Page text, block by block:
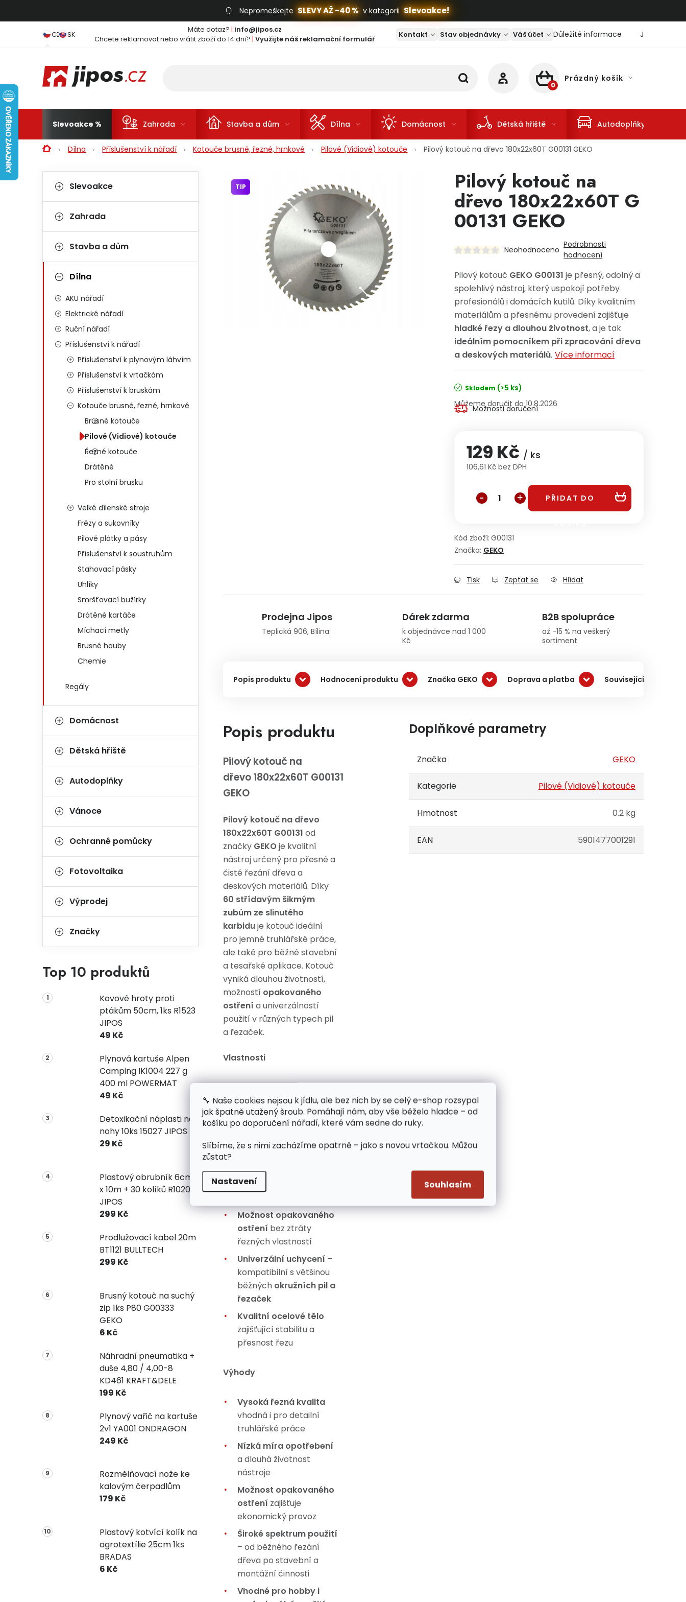
🔧 Naše cookies nejsou k jídlu, ale bez nich by se celý e-shop rozsypal
jak špatně utažený šroub. Pomáhají nám, aby vše běželo hladce – od
košíku po doporučení nářadí, které vám sedne do ruky.
Slíbíme, že s nimi zacházíme opatrně – jako s novou vrtačkou. Můžou
zůstat?
Nastavení Souhlasím
Nepromeškejte SLEVY AŽ -40 % v kategorii Slevoakce!
CZ SK Máte dotaz? | info@jipos.cz
Chcete reklamovat nebo vrátit zboží do 14 dní? | Využijte náš reklamační formulář Kontakt Stav objednávky Váš účet Důležité informace Jaký je
NÁKUPNÍ KOŠÍK
Prázdný košík
Slevoakce Zahrada Stavba a dům Dílna Domácnost Dětská hřiště Autodoplňky
DomůDílna Příslušenství k nářadí Kotouče brusné, řezné, hrnkové Pilové (Vidiové) kotouče Pilový kotouč na dřevo 180x22x60T G00131 GEKO
Postranní panel
Kategorie
Slevoakce
Zahrada
Stavba a dům
Dílna
AKU nářadí
Elektrické nářadí
Ruční nářadí
Příslušenství k nářadí
Příslušenství k plynovým láhvím
Příslušenství k vrtačkám
Příslušenství k bruskám
Kotouče brusné, řezné, hrnkové
Brusné kotouče
Pilové (Vidiové) kotouče
Řezné kotouče
Drátěné
Pro stolní brusku
Velké dílenské stroje
Frézy a sukovníky
Pilové plátky a pásy
Příslušenství k soustruhům
Stahovací pásky
Uhlíky
Smršťovací bužírky
Drátěné kartáče
Míchací metly
Brusné houby
Chemie
Regály
Domácnost
Dětská hřiště
Autodoplňky
Vánoce
Ochranné pomůcky
Fotovoltaika
Výprodej
Značky
Top 10 produktů
Kovové hroty proti
ptákům 50cm, 1ks R1523
JIPOS
49 Kč
Plynová kartuše Alpen
Camping IK1004 227 g
400 ml POWERMAT
49 Kč
Detoxikační náplasti na
nohy 10ks 15027 JIPOS
29 Kč
Plastový obrubník 6cm
x 10m + 30 kolíků R1020
JIPOS
299 Kč
Prodlužovací kabel 20m
BT1121 BULLTECH
299 Kč
Brusný kotouč na suchý
zip 1ks P80 G00333
GEKO
6 Kč
Náhradní pneumatika +
duše 4,80 / 4,00-8
KD461 KRAFT&DELE
199 Kč
Plynový vařič na kartuše
2v1 YA001 ONDRAGON
249 Kč
Rozmělňovací nože ke
kalovým čerpadlům
179 Kč
Plastový kotvící kolík na
agrotextílie 25cm 1ks
BRADAS
6 Kč
Pilový kotouč na
dřevo 180x22x60T G
00131 GEKO
Neohodnoceno
Podrobnosti
hodnocení
Pilový kotouč GEKO G00131 je přesný, odolný a
spolehlivý nástroj, který uspokojí potřeby
profesionálů i domácích kutilů. Díky kvalitním
materiálům a přesnému provedení zajišťuje
hladké řezy a dlouhou životnost, a je tak
ideálním pomocníkem při zpracování dřeva
a deskových materiálů. Více informací
Skladem (>5 ks)
10.8.2026
Možnosti doručení
129 Kč / ks
106,61 Kč bez DPH
PŘIDAT DO
Kód zboží: G00131
Značka: GEKO
Tisk Zeptat se Hlídat
TIP
Prodejna Jipos
Teplická 906, Bílina
Dárek zdarma
k objednávce nad 1 000
Kč
B2B spolupráce
až -15 % na veškerý
sortiment
Popis produktu Hodnocení produktu Značka GEKO Doprava a platba Související produkty
Popis produktu
Pilový kotouč na
dřevo 180x22x60T G00131
GEKO
Pilový kotouč na dřevo
180x22x60T G00131 od
značky GEKOje kvalitní
nástroj určený pro přesné a
čisté řezání dřeva a
deskových materiálů. Díky
60 střídavým šikmým
zubům ze slinutého
karbiduje kotouč ideální
pro jemné truhlářské práce,
ale také pro běžné stavební
a tesařské aplikace. Kotouč
vyniká dlouhou životností,
možností opakovaného
ostření a univerzálností
použití v různých typech pil
a řezaček.
Vlastnosti
zubůpro velmi čisté a
přesné řezys
minimálním třepením
Zuby ze slinutého
dlouhou životnost
vysokou odolnost proti
Možnost opakovaného
ostření bez ztráty
řezných vlastností
Univerzální uchycení –
kompatibilní s většinou
běžných okružních pil a
řezaček
Kvalitní ocelové tělo
zajišťující stabilitu a
přesnost řezu
Výhody
Vysoká řezná kvalita
vhodná i pro detailní
truhlářské práce
Nízká míra opotřebení
a dlouhá životnost
nástroje
Možnost opakovaného
ostření zajišťuje
ekonomický provoz
Široké spektrum použití
– od běžného řezání
dřeva po stavební a
montážní činnosti
Vhodné pro hobby i
Doplňkové parametry
Značka GEKO
Kategorie Pilové (Vidiové) kotouče
Hmotnost 0.2 kg
EAN 5901477001291